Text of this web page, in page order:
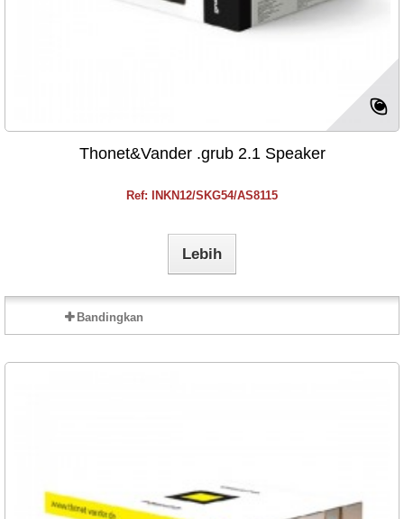
Thonet&Vander .grub 2.1 Speaker
Ref: INKN12/SKG54/AS8115
Lebih
Bandingkan